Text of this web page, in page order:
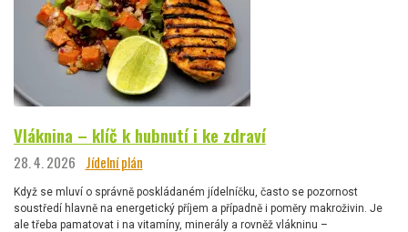
Vláknina – klíč k hubnutí i ke zdraví
28. 4. 2026 Jídelní plán
Když se mluví o správně poskládaném jídelníčku, často se pozornost
soustředí hlavně na energetický příjem a případně i poměry makroživin. Je
ale třeba pamatovat i na vitamíny, minerály a rovněž vlákninu –